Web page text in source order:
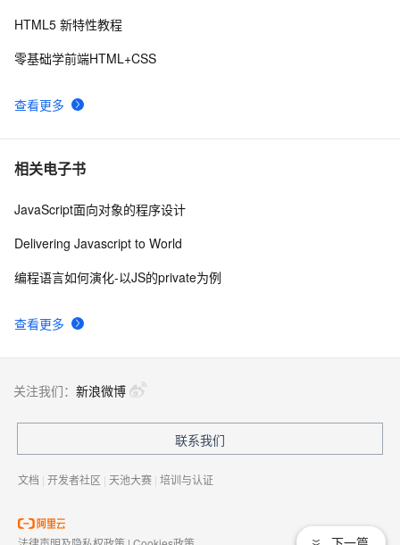
查看更多
HTML5 新特性教程
零基础学前端HTML+CSS
相关电子书
查看更多
JavaScript面向对象的程序设计
Delivering Javascript to World
编程语言如何演化-以JS的private为例
关注我们： 新浪微博
联系我们
文档 | 开发者社区 | 天池大赛 | 培训与认证